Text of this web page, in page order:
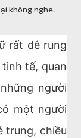
không nghe.
rất dễ rung
tế, quan
người
một người
trung, chiều